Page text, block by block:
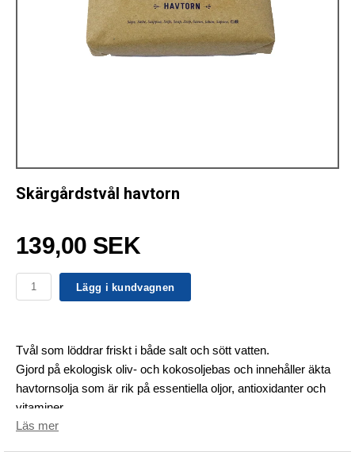
Skärgårdstvål havtorn
139,00 SEK
Lägg i kundvagnen
Tvål som löddrar friskt i både salt och sött vatten.
Gjord på ekologisk oliv- och kokosoljebas och innehåller äkta
havtornsolja som är rik på essentiella oljor, antioxidanter och
vitaminer.
Passar lika bra i båten, sjöboden eller duschen.
Läs mer